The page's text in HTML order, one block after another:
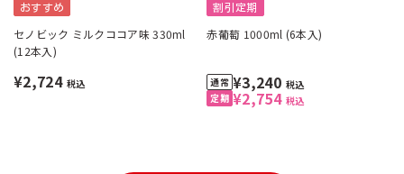
おすすめ
セノビック ミルクココア味 330ml
(12本入)
¥2,724 税込
割引定期
赤葡萄 1000ml (6本入)
¥2,754 税込
¥3,240 税込